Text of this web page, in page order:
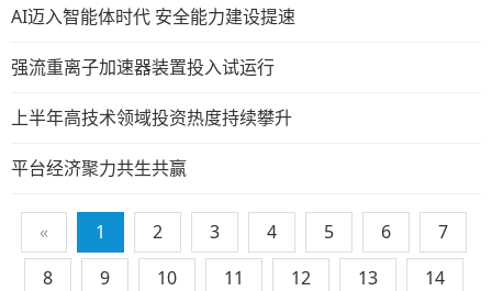
AI迈入智能体时代 安全能力建设提速
强流重离子加速器装置投入试运行
上半年高技术领域投资热度持续攀升
平台经济聚力共生共赢
« 1 2 3 4 5 6
7
8
9 10 11 12 13
14